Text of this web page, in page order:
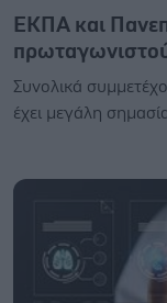
ΕΚΠΑ και
Συνολικά
έχει μεγάλη